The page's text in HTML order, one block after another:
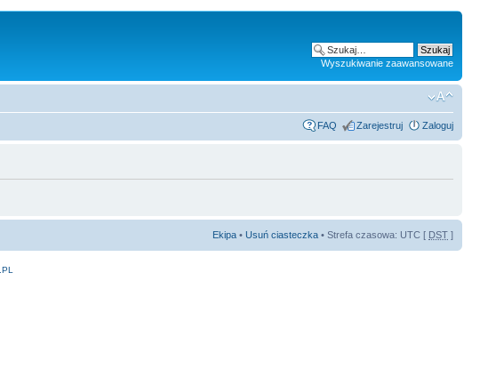
Wyszukiwanie zaawansowane
FAQ Zarejestruj Zaloguj
Ekipa • Usuń ciasteczka • Strefa czasowa: UTC [ DST ]